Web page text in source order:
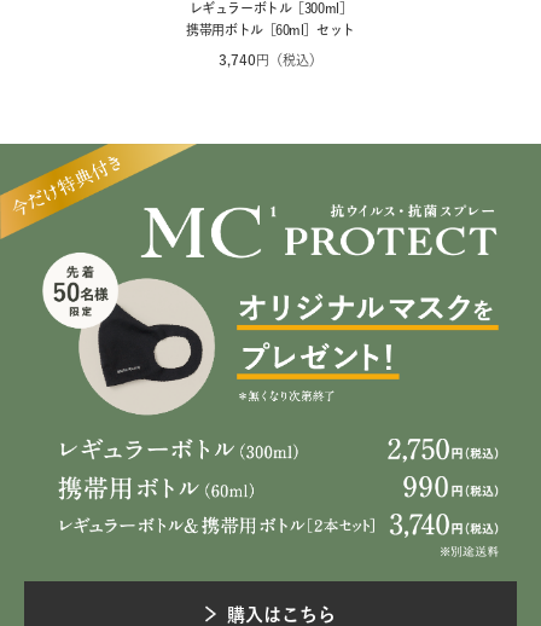
レギュラーボトル［300ml］
携帯用ボトル［60ml］セット
3,740円（税込）
購入はこちら